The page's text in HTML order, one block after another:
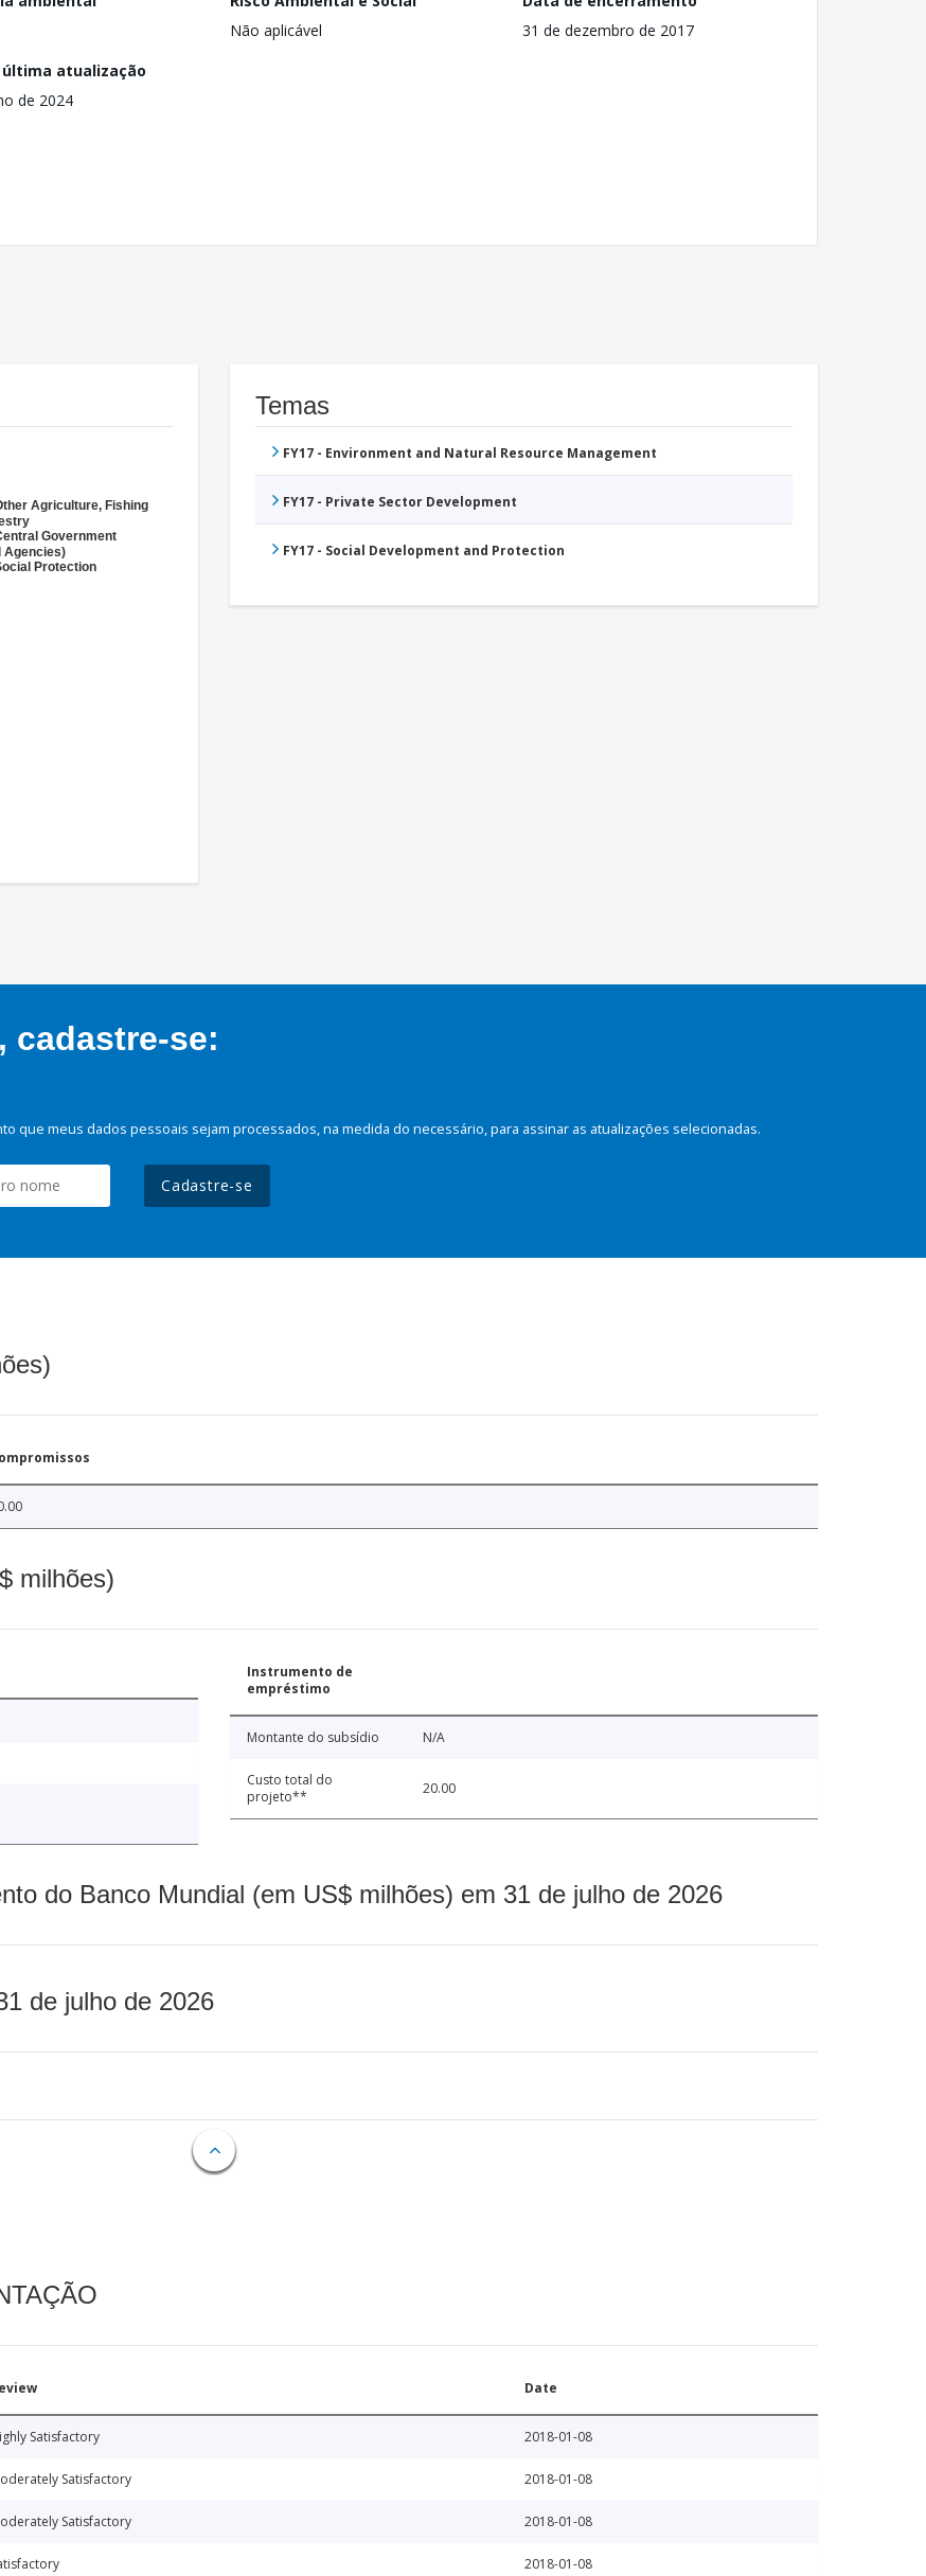
Não aplicável
31 de dezembro de 2017
última atualização
de 2024
Agriculture, Fishing
Government
Agencies)
Protection
Temas
FY17 - Environment and Natural Resource Management
FY17 - Private Sector Development
FY17 - Social Development and Protection
cadastre-se:
que meus dados pessoais sejam processados, na medida do necessário, para assinar as atualizações selecionadas.
Cadastre-se
milhões)
Instrumento de
empréstimo
Montante do subsídio N/A
Custo total do
projeto**
20.00
do Banco Mundial (em US$ milhões) em 31 de julho de 2026
de julho de 2026
Date
Satisfactory 2018-01-08
Satisfactory 2018-01-08
Satisfactory 2018-01-08
2018-01-08